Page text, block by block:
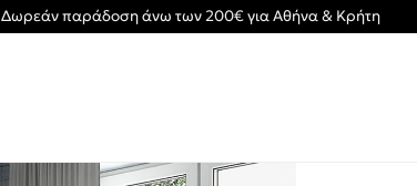
Δωρεάν παράδοση άνω των 200€ για Αθήνα & Κρήτη